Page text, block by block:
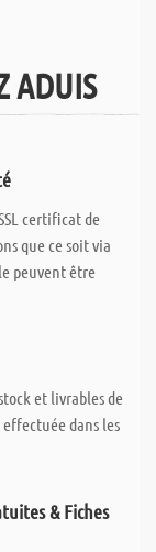
ADUIS
certificat de
que ce soit via
peuvent être
et livrables de
dans les
& Fiches